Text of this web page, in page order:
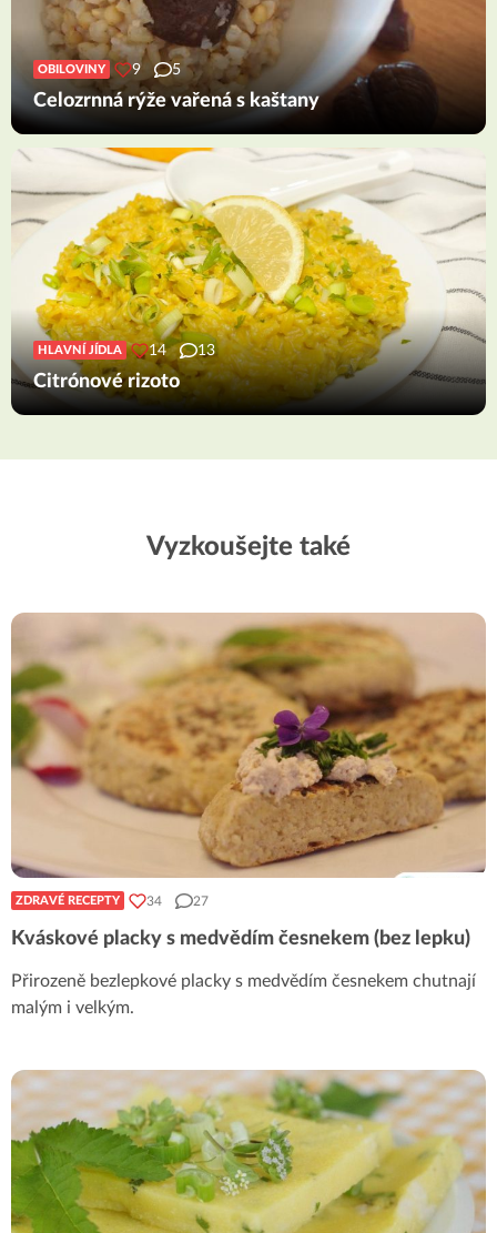
OBILOVINY 9 5
Celozrnná rýže vařená s kaštany
HLAVNÍ JÍDLA 14 13
Citrónové rizoto
Vyzkoušejte také
ZDRAVÉ RECEPTY 34 27
Kváskové placky s medvědím česnekem (bez lepku)
Přirozeně bezlepkové placky s medvědím česnekem chutnají
malým i velkým.